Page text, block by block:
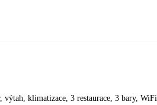
výtah, klimatizace, 3 restaurace, 3 bary, WiFi